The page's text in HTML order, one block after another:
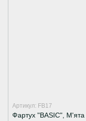
Артикул: FB17
Фартух "BASIC", М'ята